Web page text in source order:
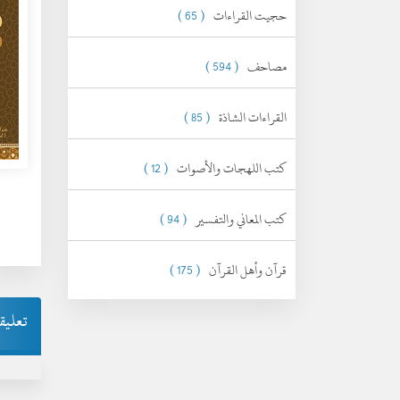
حجيت القراءات ( 65 )
مصاحف ( 594 )
القراءات الشاذة ( 85 )
كتب اللهجات والأصوات ( 12 )
كتب المعاني والتفسير ( 94 )
قرآن وأهل القرآن ( 175 )